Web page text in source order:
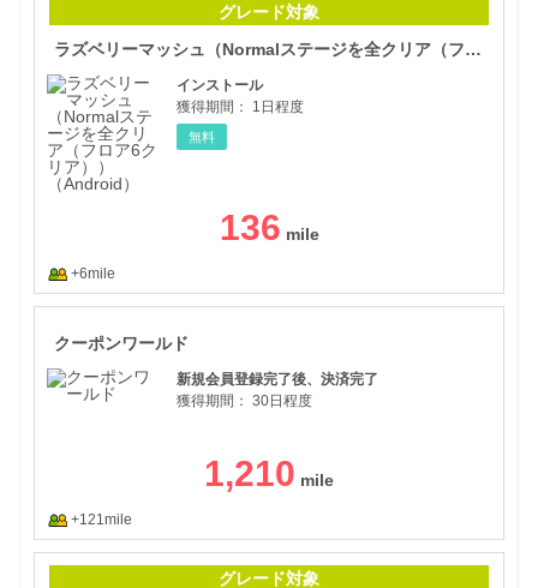
グレード対象
ラズベリーマッシュ（Normalステージを全クリア（フロア6クリア））（Android）
インストール
獲得期間：
1日程度
無料
136
+6mile
クーポンワールド
新規会員登録完了後、決済完了
獲得期間： 30日程度
1,210
+121mile
グレード対象